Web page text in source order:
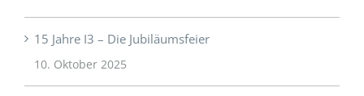
15 Jahre I3 – Die Jubiläumsfeier
10. Oktober 2025